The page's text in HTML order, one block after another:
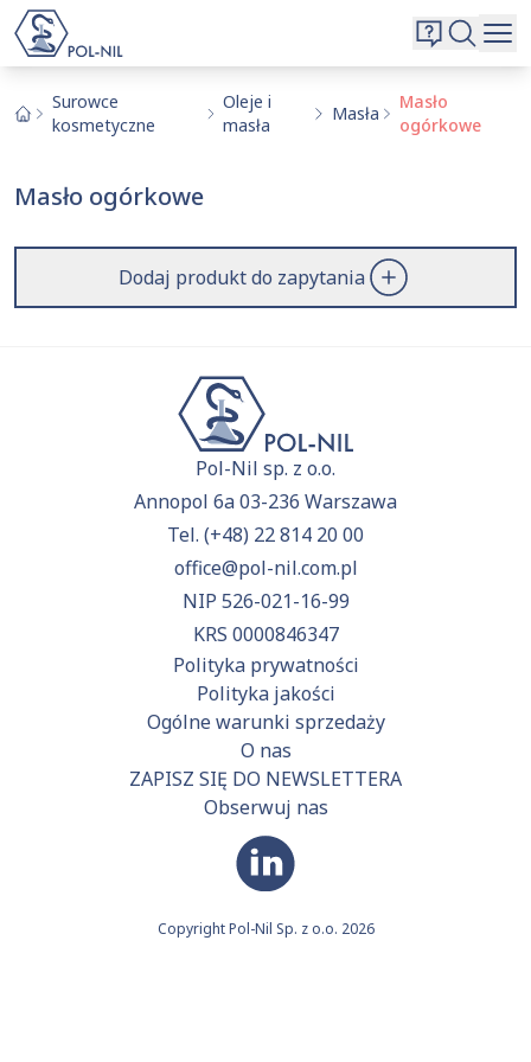
O nas
Kontakt
Surowce
kosmetyczne
Oleje i
masła
Masła
Masło
ogórkowe
Masło ogórkowe
Dodaj produkt do zapytania
Pol-Nil sp. z o.o.
Annopol 6a 03-236 Warszawa
Tel. (+48) 22 814 20 00
office@pol-nil.com.pl
NIP 526-021-16-99
KRS 0000846347
Polityka prywatności
Polityka jakości
Ogólne warunki sprzedaży
O nas
ZAPISZ SIĘ DO NEWSLETTERA
Obserwuj nas
Copyright Pol-Nil Sp. z o.o. 2026
Wybrane surowce i substancje
Aktualnie niczego nie dodałeś do zapytania.
Wyszukiwarka
Szukaj